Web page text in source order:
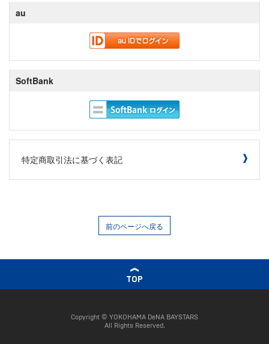
au
SoftBank
特定商取引法に基づく表記
前のページへ戻る
TOP
Copyright © YOKOHAMA DeNA BAYSTARS
All Rights Reserved.